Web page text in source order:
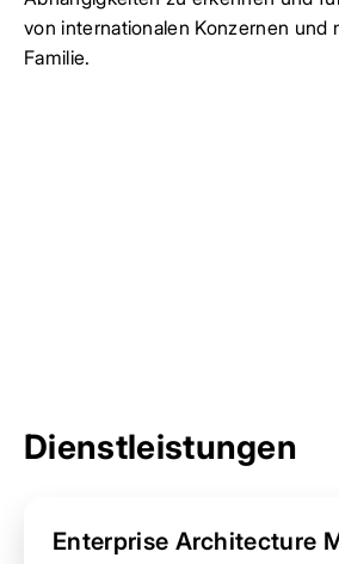
von internationalen Konzernen
Familie.
Dienstleistungen
Enterprise Architecture